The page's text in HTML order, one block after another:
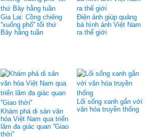
Gia Lai: Cồng chiêng
''xuống phố'' tối thứ
Bảy hằng tuần
Điện ảnh giúp quảng
bá hình ảnh Việt Nam
ra thế giới
Khám phá di sản văn
hóa Việt Nam qua triển
lãm đa giác quan ''Giao
thời''
Lối sống xanh gắn với
văn hóa truyền thống